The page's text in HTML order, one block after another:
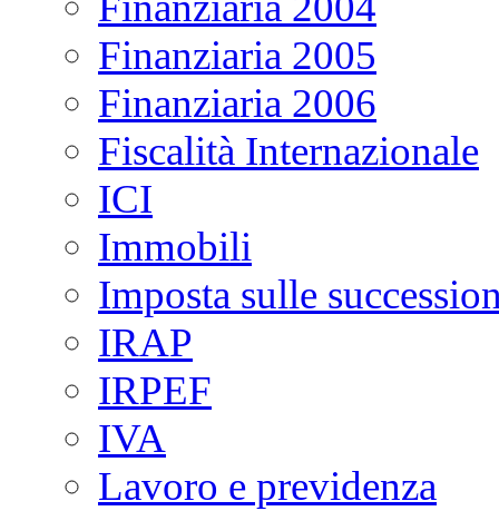
Finanziaria 2005
Finanziaria 2006
Fiscalità Internazionale
ICI
Immobili
Imposta sulle
IRAP
IRPEF
IVA
Lavoro e previdenza